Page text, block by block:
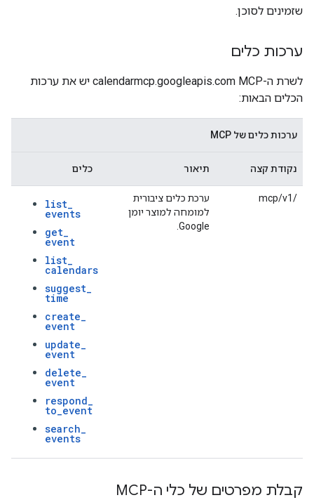
שזמינים לסוכן.
ערכות כלים
לשרת ה-MCP‏ calendarmcp.googleapis.com יש את ערכות
הכלים הבאות:
ערכות כלים של MCP
נקודת קצה תיאור כלים
/mcp/v1
ערכת כלים ציבורית
למומחה למוצר יומן
Google.
list_
events
get_
event
list_
calendars
suggest_
time
create_
event
update_
event
delete_
event
respond_
to_event
search_
events
קבלת מפרטים של כלי ה-MCP